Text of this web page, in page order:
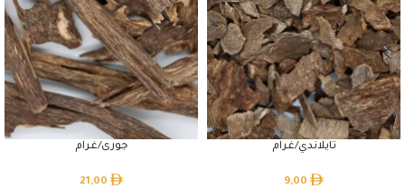
تايلاندي/غرام
9,00
جورى/غرام
21,00